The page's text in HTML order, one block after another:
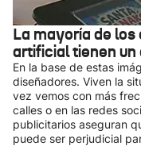
La mayoría de
artificial tienen
En la base de estas
diseñadores. Viven la
vez vemos con más
calles o en las redes
publicitarios aseguran
puede ser perjudicial